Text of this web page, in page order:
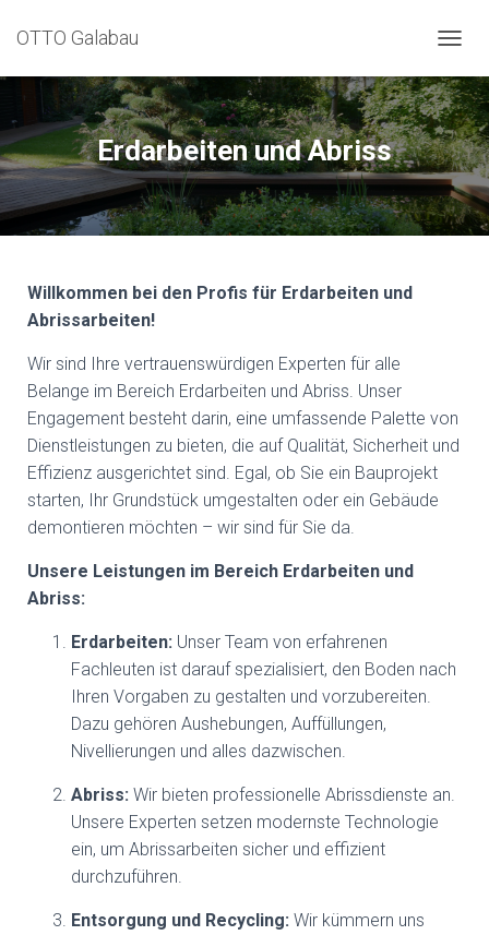
OTTO Galabau
A
V
I
G
A
T
I
O
E
N
Erdarbeiten und Abriss
Willkommen bei den Profis für Erdarbeiten und
Abrissarbeiten!
Wir sind Ihre vertrauenswürdigen Experten für alle
Belange im Bereich Erdarbeiten und Abriss. Unser
Engagement besteht darin, eine umfassende Palette von
Dienstleistungen zu bieten, die auf Qualität, Sicherheit und
Effizienz ausgerichtet sind. Egal, ob Sie ein Bauprojekt
starten, Ihr Grundstück umgestalten oder ein Gebäude
demontieren möchten – wir sind für Sie da.
Unsere Leistungen im Bereich Erdarbeiten und
Abriss:
Erdarbeiten: Unser Team von erfahrenen
Fachleuten ist darauf spezialisiert, den Boden nach
Ihren Vorgaben zu gestalten und vorzubereiten.
Dazu gehören Aushebungen, Auffüllungen,
Nivellierungen und alles dazwischen.
Abriss: Wir bieten professionelle Abrissdienste an.
Unsere Experten setzen modernste Technologie
ein, um Abrissarbeiten sicher und effizient
durchzuführen.
Entsorgung und Recycling: Wir kümmern uns